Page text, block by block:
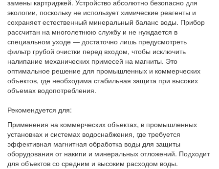
замены картриджей. Устройство абсолютно безопасно для
экологии, поскольку не использует химические реагенты и
сохраняет естественный минеральный баланс воды. Прибор
рассчитан на многолетнюю службу и не нуждается в
специальном уходе — достаточно лишь предусмотреть
фильтр грубой очистки перед входом, чтобы исключить
налипание механических примесей на магниты. Это
оптимальное решение для промышленных и коммерческих
объектов, где необходима стабильная защита при высоких
объемах водопотребления.
Рекомендуется для:
Применения на коммерческих объектах, в промышленных
установках и системах водоснабжения, где требуется
эффективная магнитная обработка воды для защиты
оборудования от накипи и минеральных отложений. Подходит
для объектов со средним и высоким расходом воды.